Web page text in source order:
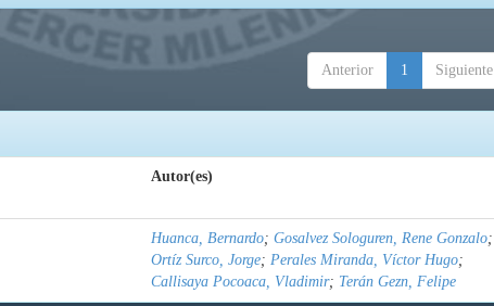
Anterior 1 Siguiente
Autor(es)
Huanca, Bernardo; Gosalvez Sologuren, Rene Gonzalo;
Ortíz Surco, Jorge; Perales Miranda, Víctor Hugo;
Callisaya Pocoaca, Vladimir; Terán Gezn, Felipe